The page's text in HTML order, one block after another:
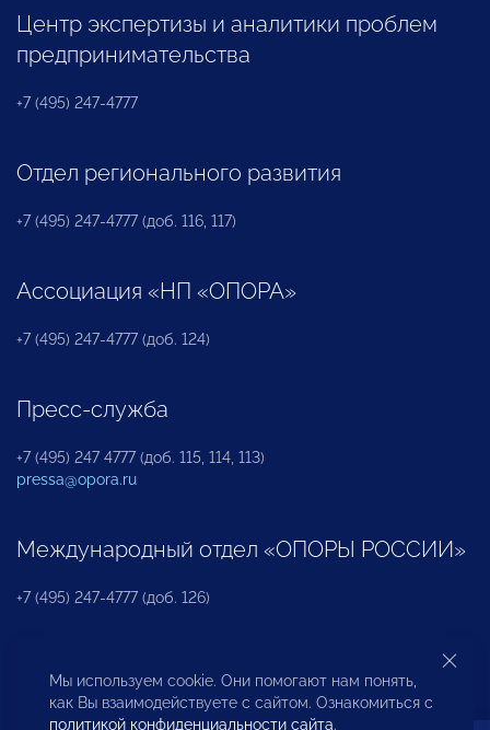
Центр экспертизы и аналитики проблем
предпринимательства
+7 (495) 247-4777
Отдел регионального развития
+7 (495) 247-4777 (доб. 116, 117)
Ассоциация «НП «ОПОРА»
+7 (495) 247-4777 (доб. 124)
Пресс-служба
+7 (495) 247 4777 (доб. 115, 114, 113)
pressa@opora.ru
Международный отдел «ОПОРЫ РОССИИ»
+7 (495) 247-4777 (доб. 126)
Бюро по защите прав предпринимателей и
инвесторов
Мы используем cookie. Они помогают нам понять,
как Вы взаимодействуете с сайтом. Ознакомиться с
политикой конфиденциальности сайта.